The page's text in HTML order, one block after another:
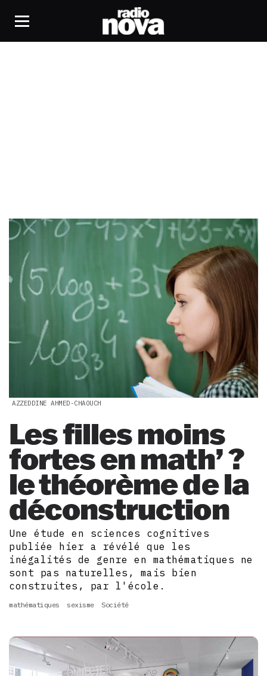
AZZEDDINE AHMED-CHAOUCH
Les filles moins
fortes en math’ ?
le théorème de la
déconstruction
Une étude en sciences cognitives
publiée hier a révélé que les
inégalités de genre en mathématiques ne
sont pas naturelles, mais bien
construites, par l'école.
mathématiques sexisme Société